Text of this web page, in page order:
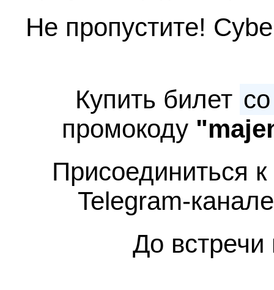
Не пропустите!
Купить билет
промокоду
Присоединиться
Telegram-
До